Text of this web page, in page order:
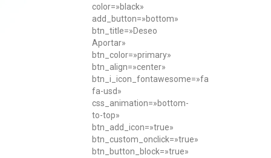
color=»black»
add_button=»bottom»
btn_title=»Deseo
Aportar»
btn_color=»primary»
btn_align=»center»
btn_i_icon_fontawesome=»fa
fa-usd»
css_animation=»bottom-
to-top»
btn_add_icon=»true»
btn_custom_onclick=»true»
btn_button_block=»true»